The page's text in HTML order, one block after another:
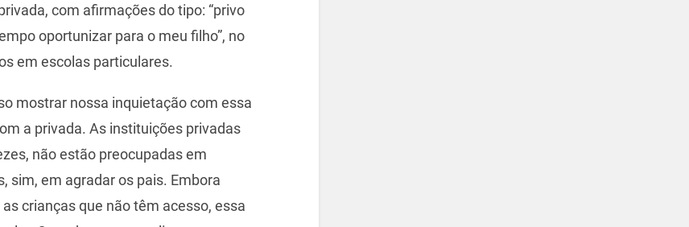
com afirmações do tipo: “privo
oportunizar para o meu filho”, no
em escolas particulares.
mostrar nossa inquietação com essa
a privada. As instituições privadas
não estão preocupadas em
sim, em agradar os pais. Embora
crianças que não têm acesso, essa